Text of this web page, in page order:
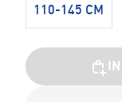
110-145 CM